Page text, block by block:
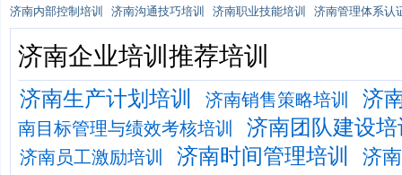
济南内部控制培训
济南沟通技巧培训 济南职业技能培训 济南管理体系认
济南企业培训推荐培训
济南生产计划培训 济南销售策略培训 济
南目标管理与绩效考核培训 济南团队建设培
济南员工激励培训 济南时间管理培训 济